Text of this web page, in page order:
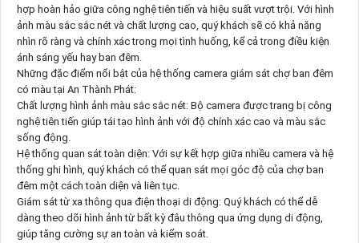
hợp hoàn hảo giữa công nghệ tiên tiến và hiệu suất vượt trội. Với hình
ảnh màu sắc sắc nét và chất lượng cao, quý khách sẽ có khả năng
nhìn rõ ràng và chính xác trong mọi tình huống, kể cả trong điều kiện
ánh sáng yếu hay ban đêm.
Những đặc điểm nổi bật của hệ thống camera giám sát chợ ban đêm
có màu tại An Thành Phát:
Chất lượng hình ảnh màu sắc sắc nét: Bộ camera được trang bị công
nghệ tiên tiến giúp tái tạo hình ảnh với độ chính xác cao và màu sắc
sống động.
Hệ thống quan sát toàn diện: Với sự kết hợp giữa nhiều camera và hệ
thống ghi hình, quý khách có thể quan sát mọi góc độ của chợ ban
đêm một cách toàn diện và liên tục.
Giám sát từ xa thông qua điện thoại di động: Quý khách có thể dễ
dàng theo dõi hình ảnh từ bất kỳ đâu thông qua ứng dụng di động,
giúp tăng cường sự an toàn và kiểm soát.